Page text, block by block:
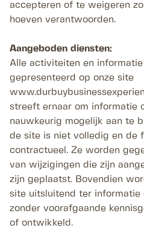
accepteren of te weigeren
hoeven verantwoorden.
Aangeboden diensten:
Alle activiteiten en
gepresenteerd op onze site
streeft ernaar om informatie
nauwkeurig mogelijk aan te
de site is niet volledig en de
contractueel. Ze worden
van wijzigingen die zijn
zijn geplaatst. Bovendien
site uitsluitend ter informatie
zonder voorafgaande
of ontwikkeld.